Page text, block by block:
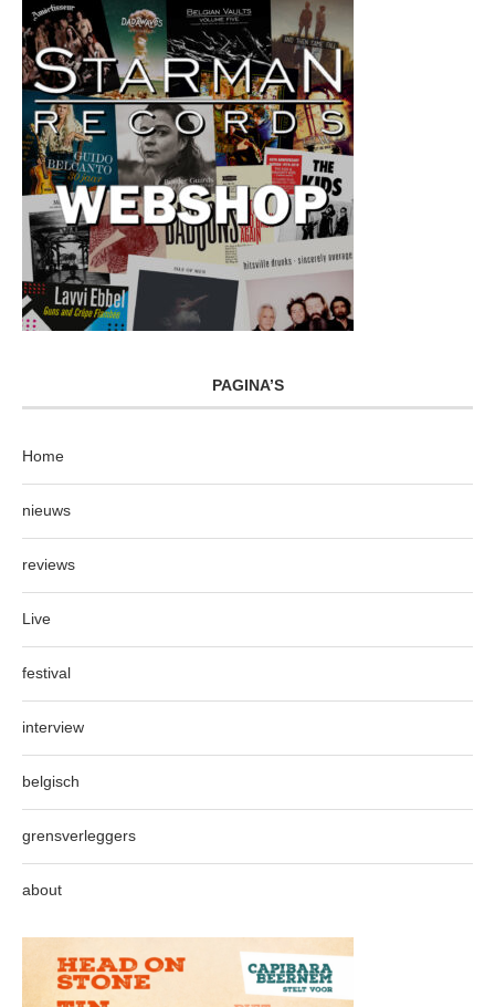
PAGINA’S
Home
nieuws
reviews
Live
festival
interview
belgisch
grensverleggers
about